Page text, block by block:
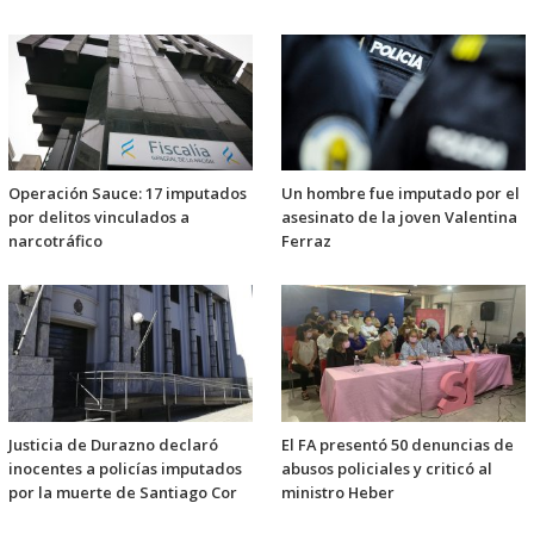
Operación Sauce: 17 imputados
por delitos vinculados a
narcotráfico
Un hombre fue imputado por el
asesinato de la joven Valentina
Ferraz
Justicia de Durazno declaró
inocentes a policías imputados
por la muerte de Santiago Cor
El FA presentó 50 denuncias de
abusos policiales y criticó al
ministro Heber